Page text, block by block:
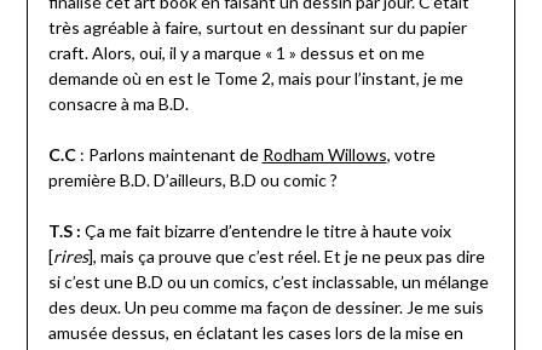
très agréable à faire, surtout en dessinant sur du papier
craft. Alors, oui, il y a marque « 1 » dessus et on me
demande où en est le Tome 2, mais pour l’instant, je me
consacre à ma B.D.
C.C: Parlons maintenant de Rodham Willows, votre
première B.D. D’ailleurs, B.D ou comic ?
T.S : Ça me fait bizarre d’entendre le titre à haute voix
[rires], mais ça prouve que c’est réel. Et je ne peux pas dire
si c’est une B.D ou un comics, c’est inclassable, un mélange
des deux. Un peu comme ma façon de dessiner. Je me suis
amusée dessus, en éclatant les cases lors de la mise en